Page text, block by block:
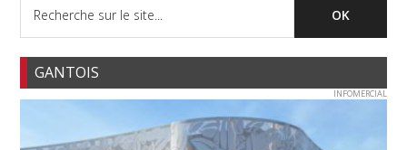
GANTOIS
INFOMERCIAL